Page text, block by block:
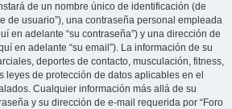
de un nombre único de identificación (de
de usuario”), una contraseña personal empleada
en adelante “su contraseña”) y una dirección de
en adelante “su email”). La información de su
deportes de contacto, musculación, fitness,
leyes de protección de datos aplicables en el
Cualquier información más allá de su
y su dirección de e-mail requerida por “Foro